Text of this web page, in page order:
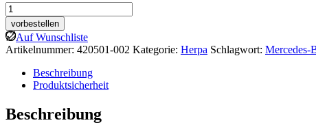
Herpa:
MB
SLS
AMG,
schwarz
Menge
vorbestellen
Auf Wunschliste
Artikelnummer: 420501-002 Kategorie: Herpa Schlagwort: Mercedes-
Beschreibung
Produktsicherheit
Beschreibung